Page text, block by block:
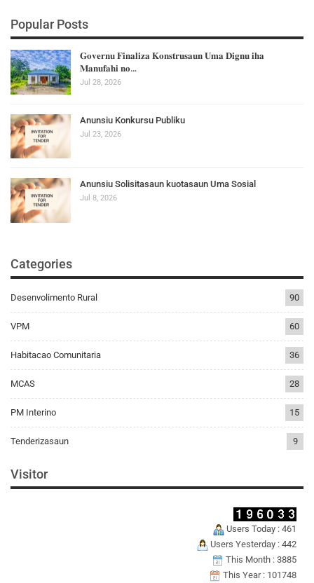
Popular Posts
𝐆𝐨𝐯𝐞𝐫𝐧𝐮 𝐅𝐢𝐧𝐚𝐥𝐢𝐳𝐚 𝐊𝐨𝐧𝐬𝐭𝐫𝐮𝐬𝐚𝐮𝐧 𝐔𝐦𝐚 𝐃𝐢𝐠𝐧𝐮 𝐢𝐡𝐚
𝐌𝐚𝐧𝐮𝐟𝐚𝐡𝐢 𝐧𝐨…
Jul 28, 2026
Anunsiu Konkursu Publiku
Jul 23, 2026
Anunsiu Solisitasaun kuotasaun Uma Sosial
Jul 8, 2026
Categories
Desenvolimento Rural 90
VPM 60
Habitacao Comunitaria 36
MCAS 28
PM Interino 15
Tenderizasaun 9
Visitor
Users Today : 461
Users Yesterday : 442
This Month : 3885
This Year : 101748